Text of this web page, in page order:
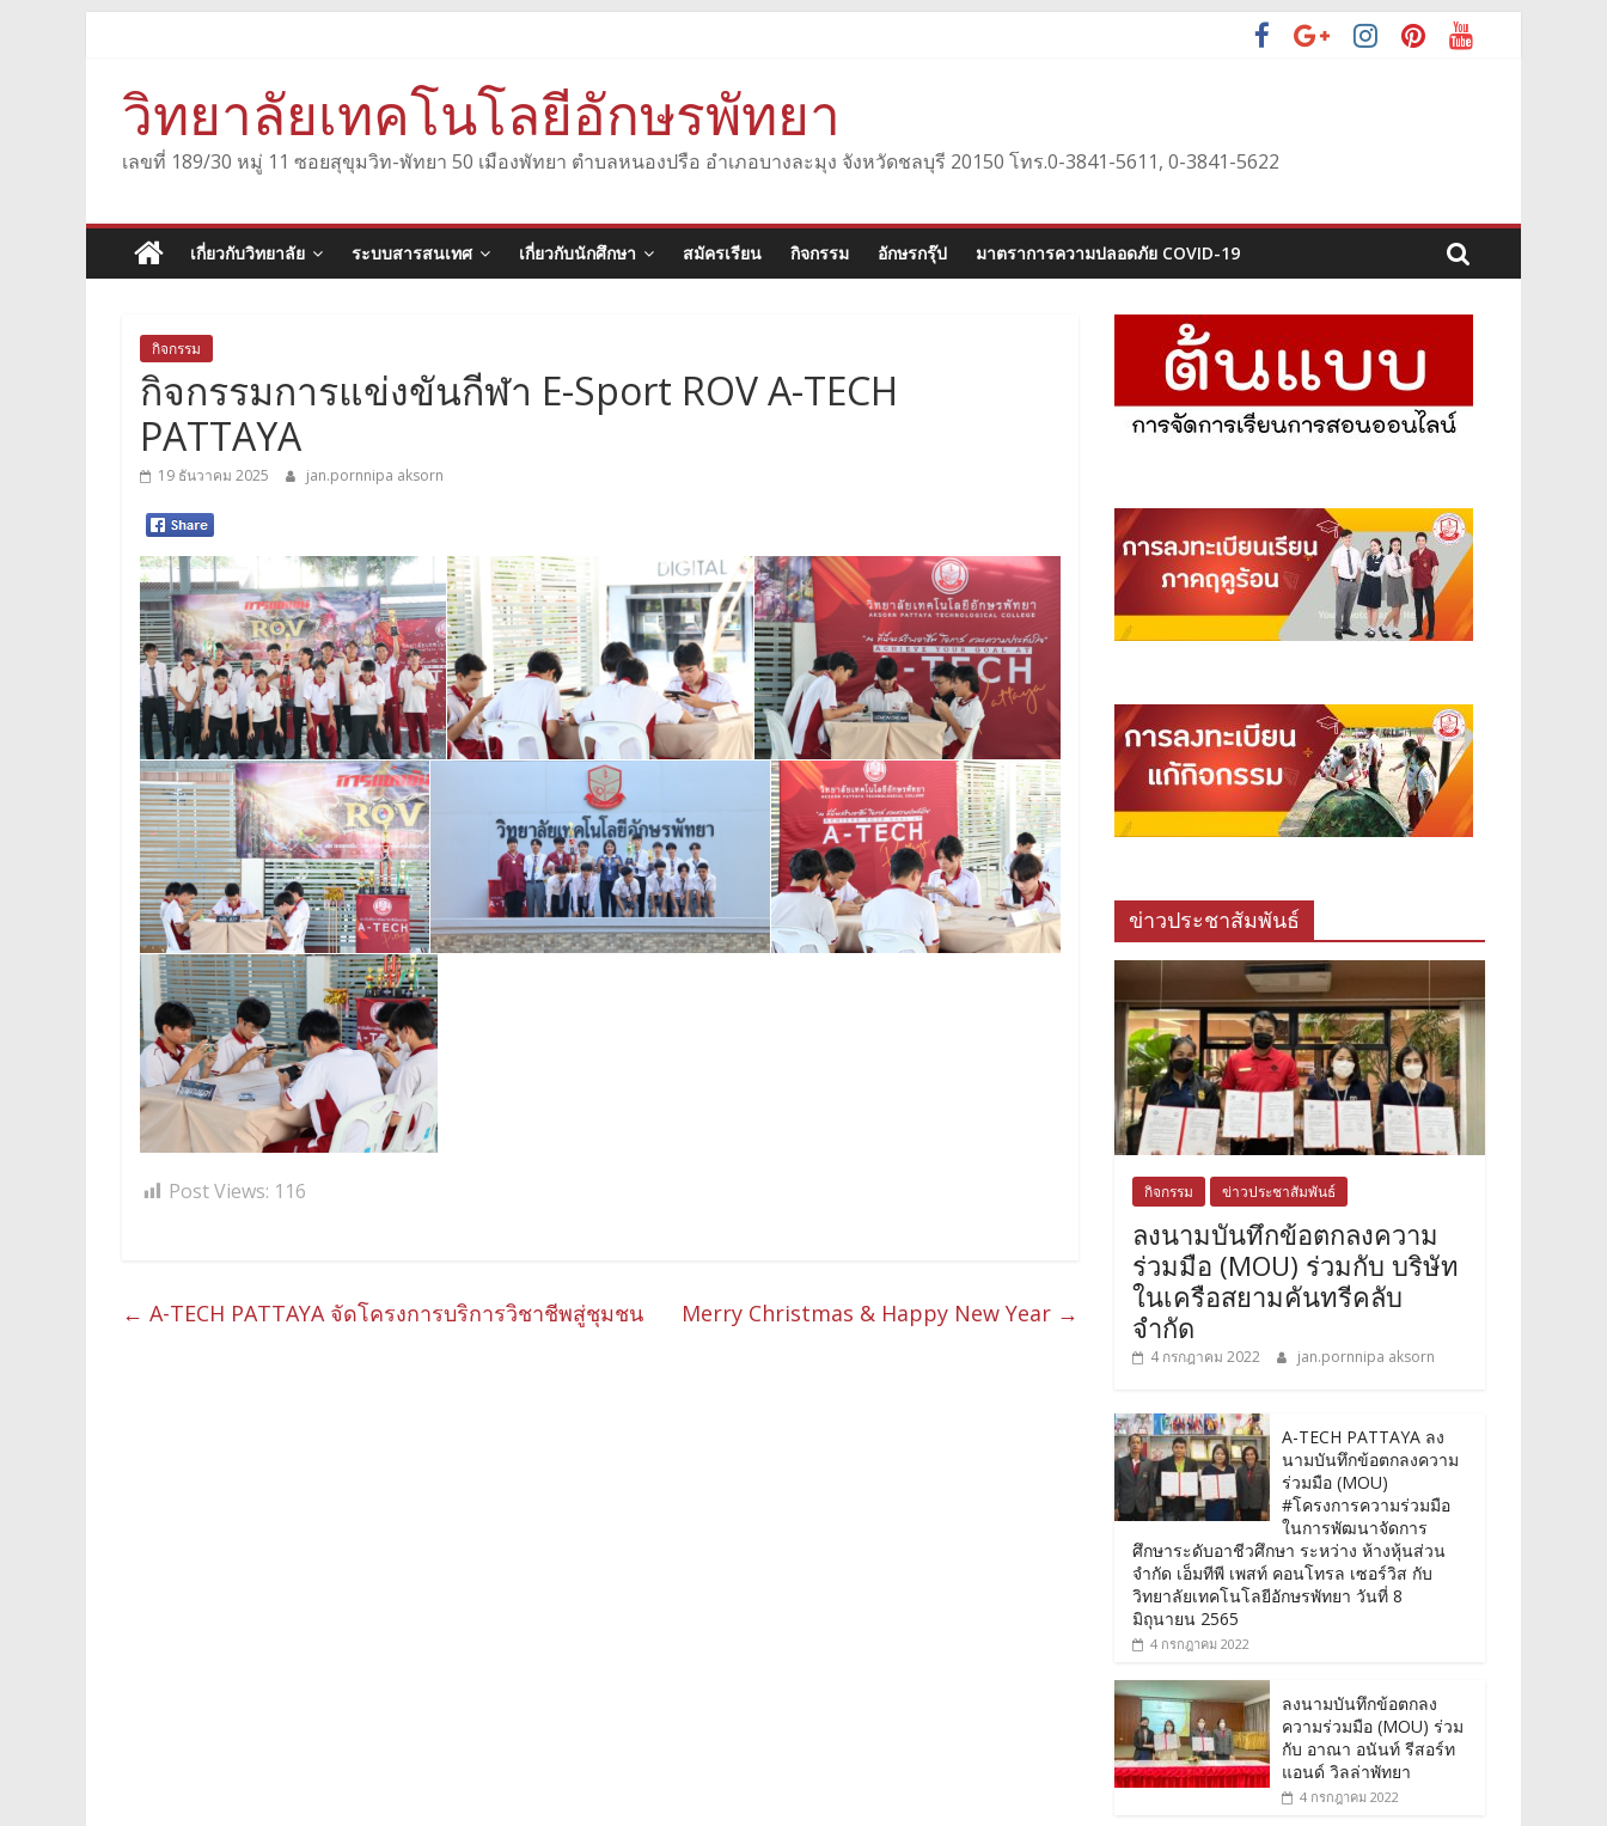
contentวิทยาลัยเทคโนโลยีอักษรพัทยา
เลขที่ 189/30 หมู่ 11 ซอยสุขุมวิท-พัทยา 50 เมืองพัทยา ตำบลหนองปรือ อำเภอบางละมุง จังหวัดชลบุรี 20150 โทร.0-3841-5611, 0-3841-5622
เกี่ยวกับวิทยาลัย ระบบสารสนเทศ เกี่ยวกับนักศึกษา สมัครเรียน กิจกรรม อักษรกรุ๊ป มาตราการความปลอดภัย COVID-19
กิจกรรม
กิจกรรมการแข่งขันกีฬา E-Sport ROV A-TECH
PATTAYA
19 ธันวาคม 2025 jan.pornnipa aksorn
Post Views: 116
← A-TECH PATTAYA จัดโครงการบริการวิชาชีพสู่ชุมชน Merry Christmas & Happy New Year →
ข่าวประชาสัมพันธ์
กิจกรรม ข่าวประชาสัมพันธ์
ลงนามบันทึกข้อตกลงความ
ร่วมมือ (MOU) ร่วมกับ บริษัท
ในเครือสยามคันทรีคลับ
จำกัด
4 กรกฎาคม 2022 jan.pornnipa aksorn
A-TECH PATTAYA ลง
นามบันทึกข้อตกลงความ
ร่วมมือ (MOU)
#โครงการความร่วมมือ
ในการพัฒนาจัดการ
ศึกษาระดับอาชีวศึกษา ระหว่าง ห้างหุ้นส่วน
จำกัด เอ็มทีพี เพสท์ คอนโทรล เซอร์วิส กับ
วิทยาลัยเทคโนโลยีอักษรพัทยา วันที่ 8
มิถุนายน 2565
4 กรกฎาคม 2022
ลงนามบันทึกข้อตกลง
ความร่วมมือ (MOU) ร่วม
กับ อาณา อนันท์ รีสอร์ท
แอนด์ วิลล่าพัทยา
4 กรกฎาคม 2022